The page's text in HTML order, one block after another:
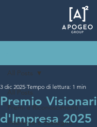
All Posts
Premi e Riconoscimenti
Interviste e Sostegno
All Posts
Premio Visionari
d'Impresa 2025
3 dic 2025 Tempo di lettura: 1 min